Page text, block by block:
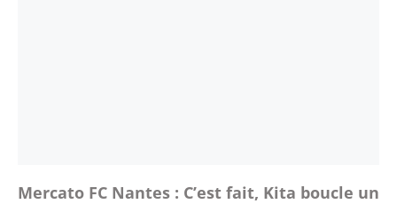
Mercato FC Nantes : C’est fait, Kita boucle un